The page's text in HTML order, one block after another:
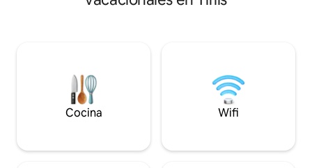
para los viajeros que desean tenerlo
bares y de los famosos centros
comerciales “Galleria” y “Merani”. A poca
distancia a pie de la plaza de la Libertad y
de la plaza Marjanishvili. Base perfecta
algunas personas
Suzuki Swift 80
Cocina Wifi